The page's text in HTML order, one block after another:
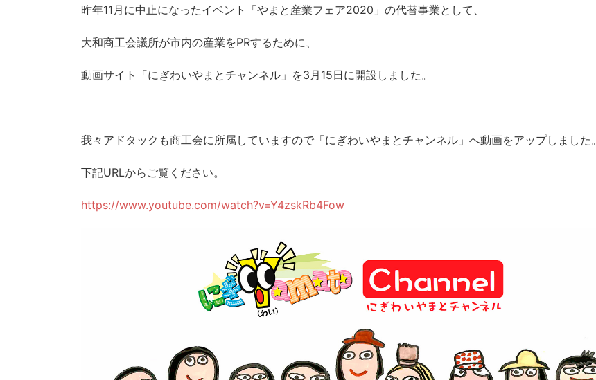
昨年11月に中止になったイベント「やまと産業フェア2020」の代替事業として、
大和商工会議所が市内の産業をPRするために、
動画サイト「にぎわいやまとチャンネル」を3月15日に開設しました。
我々アドタックも商工会に所属していますので「にぎわいやまとチャンネル」へ動画をアップしました。
下記URLからご覧ください。
https://www.youtube.com/watch?v=Y4zskRb4Fow